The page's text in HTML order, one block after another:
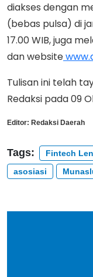
diakses dengan
(bebas pulsa) di
17.00 WIB, juga
dan website
Tulisan ini telah
Redaksi pada 09
Editor: Redaksi Daerah
Tags: Fintech
asosiasi